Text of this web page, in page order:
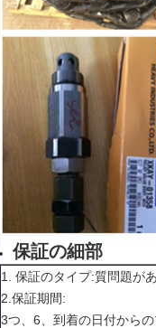
保証の細部
1. 保証のタイプ:質問題が
2.保証期間:
3つ、6、到着の日付から